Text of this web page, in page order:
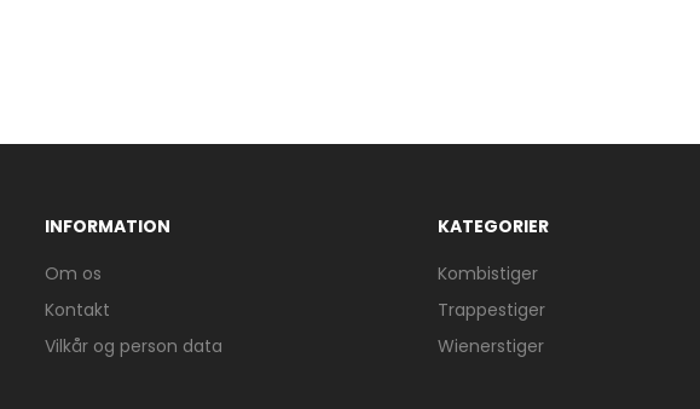
INFORMATION
Om os
Kontakt
Vilkår og person data
KATEGORIER
Kombistiger
Trappestiger
Wienerstiger